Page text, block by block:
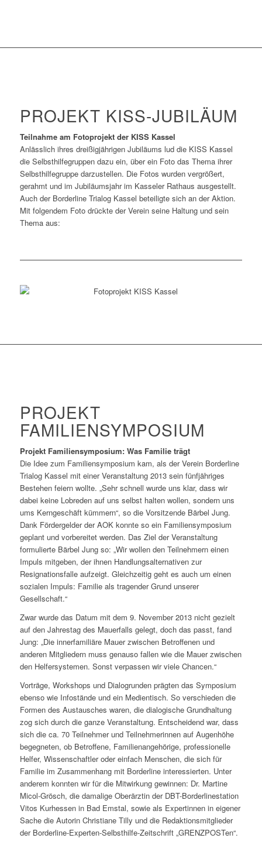
PROJEKT KISS-JUBILÄUM
Teilnahme am Fotoprojekt der KISS Kassel
Anlässlich ihres dreißigjährigen Jubiläums lud die KISS Kassel
die Selbsthilfegruppen dazu ein, über ein Foto das Thema ihrer
Selbsthilfegruppe darzustellen. Die Fotos wurden vergrößert,
gerahmt und im Jubiläumsjahr im Kasseler Rathaus ausgestellt.
Auch der Borderline Trialog Kassel beteiligte sich an der Aktion.
Mit folgendem Foto drückte der Verein seine Haltung und sein
Thema aus:
PROJEKT
FAMILIENSYMPOSIUM
Projekt Familiensymposium: Was Familie trägt
Die Idee zum Familiensymposium kam, als der Verein Borderline
Trialog Kassel mit einer Veranstaltung 2013 sein fünfjähriges
Bestehen feiern wollte. „Sehr schnell wurde uns klar, dass wir
dabei keine Lobreden auf uns selbst halten wollen, sondern uns
ums Kerngeschäft kümmern“, so die Vorsitzende Bärbel Jung.
Dank Fördergelder der AOK konnte so ein Familiensymposium
geplant und vorbereitet werden. Das Ziel der Veranstaltung
formulierte Bärbel Jung so: „Wir wollen den Teilnehmern einen
Impuls mitgeben, der ihnen Handlungsalternativen zur
Resignationsfalle aufzeigt. Gleichzeitig geht es auch um einen
sozialen Impuls: Familie als tragender Grund unserer
Gesellschaft.“
Zwar wurde das Datum mit dem 9. November 2013 nicht gezielt
auf den Jahrestag des Mauerfalls gelegt, doch das passt, fand
Jung: „Die innerfamiliäre Mauer zwischen Betroffenen und
anderen Mitgliedern muss genauso fallen wie die Mauer zwischen
den Helfersystemen. Sonst verpassen wir viele Chancen.“
Vorträge, Workshops und Dialogrunden prägten das Symposium
ebenso wie Infostände und ein Medientisch. So verschieden die
Formen des Austausches waren, die dialogische Grundhaltung
zog sich durch die ganze Veranstaltung. Entscheidend war, dass
sich die ca. 70 Teilnehmer und Teilnehmerinnen auf Augenhöhe
begegneten, ob Betroffene, Familienangehörige, professionelle
Helfer, Wissenschaftler oder einfach Menschen, die sich für
Familie im Zusammenhang mit Borderline interessierten. Unter
anderem konnten wir für die Mitwirkung gewinnen: Dr. Martine
Micol-Grösch, die damalige Oberärztin der DBT-Borderlinestation
Vitos Kurhessen in Bad Emstal, sowie als Expertinnen in eigener
Sache die Autorin Christiane Tilly und die Redaktionsmitglieder
der Borderline-Experten-Selbsthilfe-Zeitschrift „GRENZPOSTen“.